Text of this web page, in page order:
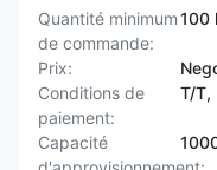
Quantité minimum
de commande:
100
Prix:
Conditions de
paiement:
T/T,
Capacité